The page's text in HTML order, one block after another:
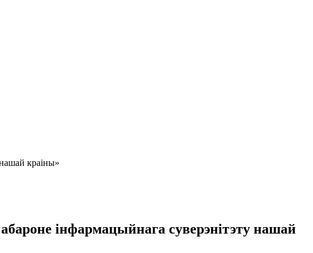
краіны»
інфармацыйнага суверэнітэту нашай